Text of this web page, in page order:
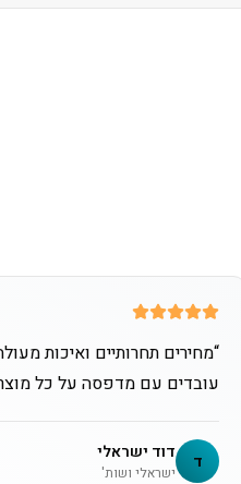
“מחירים תחרותיים ואיכות
עובדים עם מדפסה על כל
ד דוד ישראלי
ישראלי ושות'